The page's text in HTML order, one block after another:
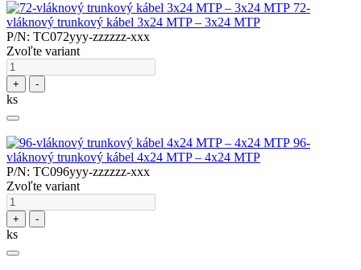
72-
vláknový trunkový kábel 3x24 MTP – 3x24 MTP
P/N: TC072yyy-zzzzzz-xxx
Zvoľte variant
+ -
ks
96-
vláknový trunkový kábel 4x24 MTP – 4x24 MTP
P/N: TC096yyy-zzzzzz-xxx
Zvoľte variant
+ -
ks